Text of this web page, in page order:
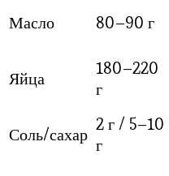
Масло 80–90 г
Яйца
180–220
г
Соль/сахар 2 г / 5–10
г